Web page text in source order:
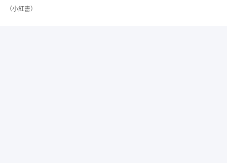
（小紅書）